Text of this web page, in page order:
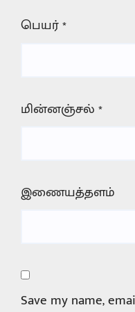
பெயர்*
மின்னஞ்சல்*
இணையத்தளம்
Save my name,